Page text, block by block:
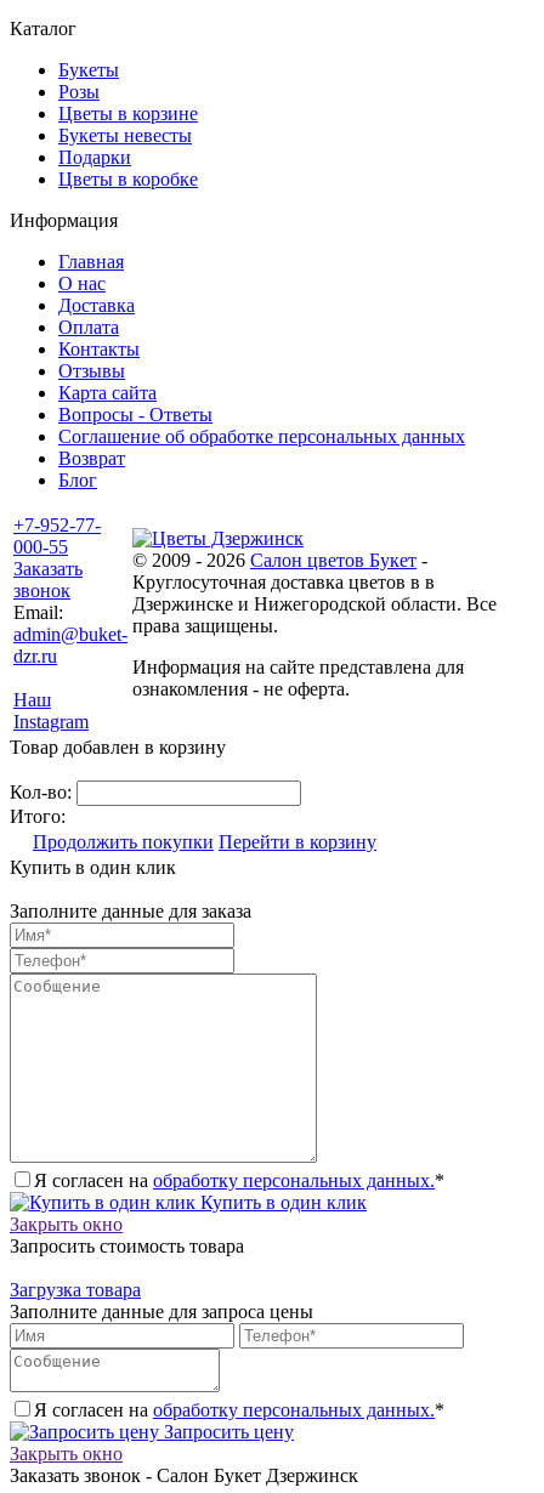
Каталог
Букеты
Розы
Цветы в корзине
Букеты невесты
Подарки
Цветы в коробке
Информация
Главная
О нас
Доставка
Оплата
Контакты
Отзывы
Карта сайта
Вопросы - Ответы
Соглашение об обработке персональных данных
Возврат
Блог
+7-952-77-
000-55
Заказать
звонок
Email:
admin@buket-
dzr.ru
Наш
Instagram
© 2009 - 2026 Салон цветов Букет -
Круглосуточная доставка цветов в в
Дзержинске и Нижегородской области. Все
права защищены.
Информация на сайте представлена для
ознакомления - не оферта.
Товар добавлен в корзину
Кол-во:
Итого:
Продолжить покупки Перейти в корзину
Купить в один клик
Заполните данные для заказа
Я согласен на обработку персональных данных.*
Купить в один клик
Закрыть окно
Запросить стоимость товара
Загрузка товара
Заполните данные для запроса цены
Я согласен на обработку персональных данных.*
Запросить цену
Закрыть окно
Заказать звонок - Салон Букет Дзержинск